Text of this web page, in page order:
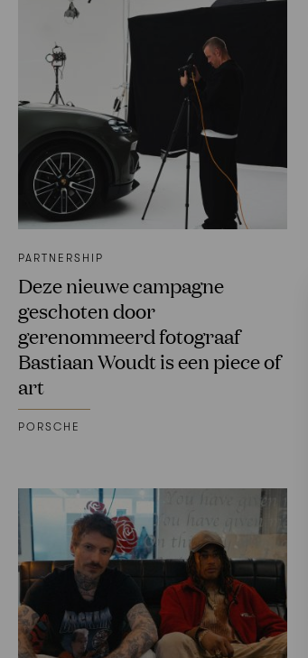
PARTNERSHIP
Deze nieuwe campagne
geschoten door
gerenommeerd fotograaf
Bastiaan Woudt is een piece of
art
PORSCHE